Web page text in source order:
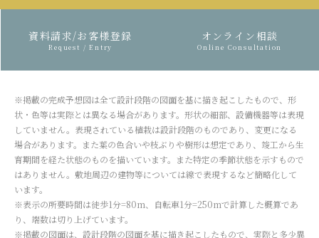
資料請求/お客様登録
Request / Entry
オンライン相談
Online Consultation
※掲載の完成予想図は全て設計段階の図面を基に描き起こしたもので、形
状・色等は実際とは異なる場合があります。形状の細部、設備機器等は表現
していません。表現されている植栽は設計段階のものであり、変更になる
場合があります。また葉の色合いや枝ぶりや樹形は想定であり、竣工から生
育期間を経た状態のものを描いています。また特定の季節状態を示すもので
はありません。敷地周辺の建物等については線で表現するなど簡略化して
います。
※表示の所要時間は徒歩1分=80m、自転車1分=250mで計算した概算であ
り、端数は切り上げています。
※掲載の図面は、設計段階の図面を基に描き起こしたもので、実際と多少異